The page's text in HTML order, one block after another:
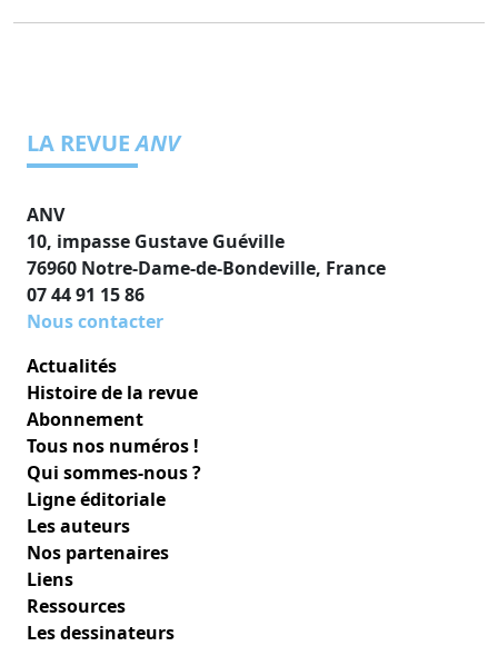
LA REVUEANV
ANV
10, impasse Gustave Guéville
76960 Notre-Dame-de-Bondeville, France
07 44 91 15 86
Nous contacter
Actualités
Histoire de la revue
Abonnement
Tous nos numéros !
Qui sommes-nous ?
Ligne éditoriale
Les auteurs
Nos partenaires
Liens
Ressources
Les dessinateurs